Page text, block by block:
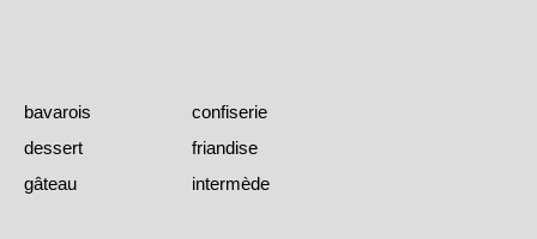
bavarois
confiserie
dessert
friandise
gâteau
intermède